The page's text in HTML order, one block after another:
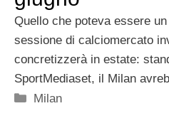
Quello che poteva essere
sessione di calciomercato
concretizzerà in estate:
SportMediaset, il Milan
Categorie
Milan